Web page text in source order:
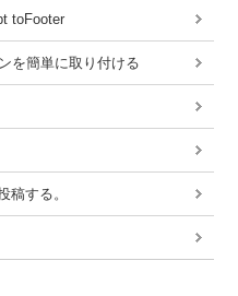
toFooter
を簡単に取り付ける
稿する。